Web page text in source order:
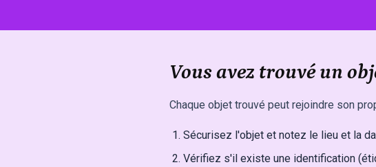
Vous avez trouvé un
Chaque objet trouvé peut rejoindre son
Sécurisez l'objet et notez le lieu et la
Vérifiez s'il existe une identification